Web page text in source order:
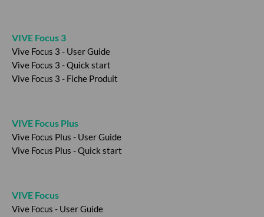
VIVE Focus 3
Vive Focus 3 - User Guide
Vive Focus 3 - Quick start
Vive Focus 3 - Fiche Produit
VIVE Focus Plus
Vive Focus Plus - User Guide
Vive Focus Plus - Quick start
VIVE Focus
Vive Focus - User Guide